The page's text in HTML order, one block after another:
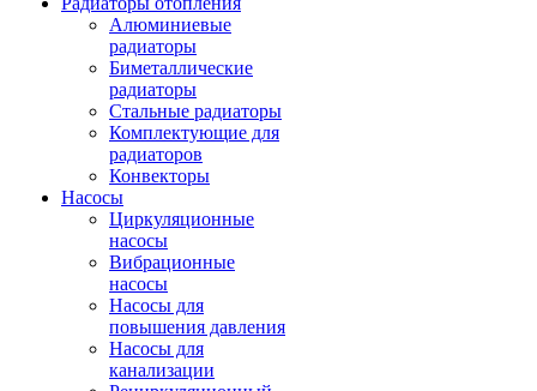
Алюминиевые
радиаторы
Биметаллические
радиаторы
Стальные радиаторы
Комплектующие для
радиаторов
Конвекторы
Насосы
Циркуляционные
насосы
Вибрационные
насосы
Насосы для
повышения давления
Насосы для
канализации